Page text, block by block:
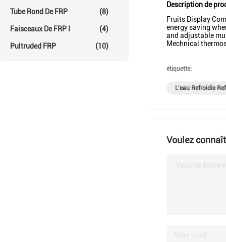
Tube Rond De FRP (8)
Faisceaux De FRP I (4)
Pultruded FRP (10)
Description de
Fruits Display
energy saving
and adjustable
Mechnical
étiquette:
L'eau Refroidie
Voulez
Veuillez écrire